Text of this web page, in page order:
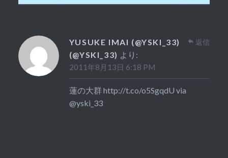
YUSUKE IMAI (@YSKI_33)
(@YSKI_33) より:
2011年8月13日 6:18 PM
蓮の大群http://t.co/o5SgqdU via
@yski_33
返信